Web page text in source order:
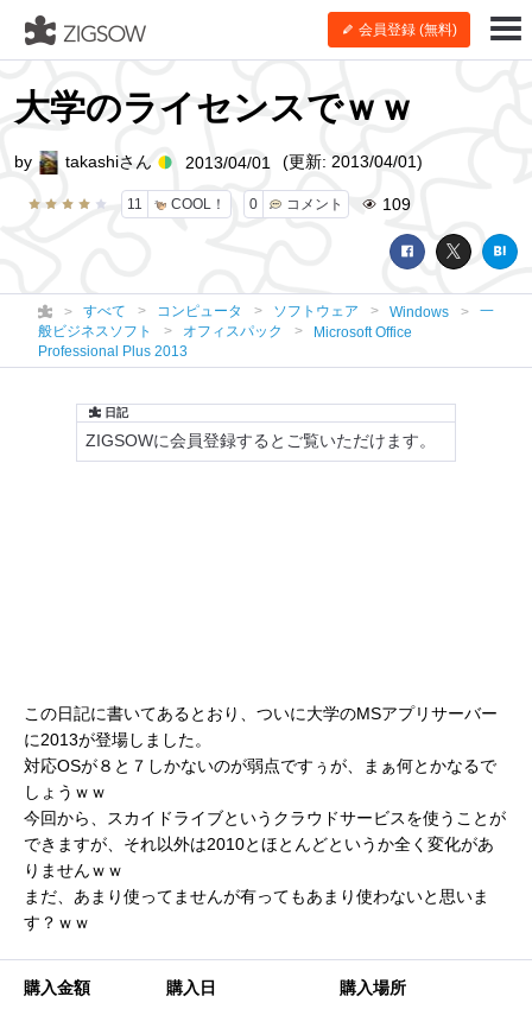
会員登録 (無料)
大学のライセンスでｗｗ
11 COOL！ 0 コメント 109
by takashiさん 2013/04/01 (更新: 2013/04/01)
すべて コンピュータ ソフトウェア Windows
一
般ビジネスソフト
オフィスパック
Microsoft Office
Professional Plus 2013
この日記に書いてあるとおり、ついに大学のMSアプリサーバー
に2013が登場しました。
対応OSが８と７しかないのが弱点ですぅが、まぁ何とかなるで
しょうｗｗ
今回から、スカイドライブというクラウドサービスを使うことが
できますが、それ以外は2010とほとんどというか全く変化があ
りませんｗｗ
まだ、あまり使ってませんが有ってもあまり使わないと思いま
す？ｗｗ
購入金額
購入日
購入場所